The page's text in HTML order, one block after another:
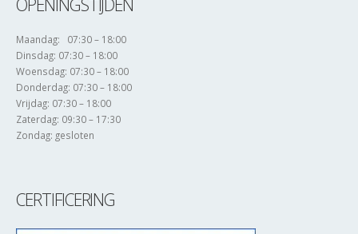
OPENINGSTIJDEN
Maandag: 07:30 – 18:00
Dinsdag: 07:30 – 18:00
Woensdag: 07:30 – 18:00
Donderdag: 07:30 – 18:00
Vrijdag: 07:30 – 18:00
Zaterdag: 09:30 – 17:30
Zondag: gesloten
CERTIFICERING